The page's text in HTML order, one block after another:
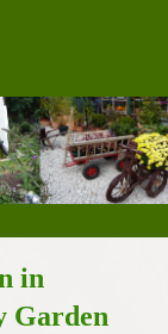
in
Garden